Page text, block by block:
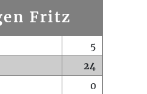
Fritz
5
24
0